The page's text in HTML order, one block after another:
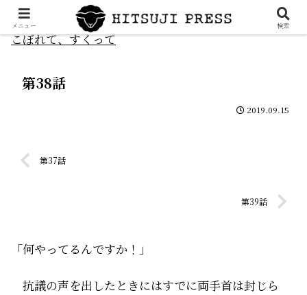
こぼれて、すくって
第38話
2019.09.15
第37話
第39話
「何やってるんですか！」
抗議の声を出したときにはすでに両手首は封じら
メニュー 検索